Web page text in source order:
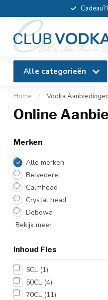
Alle categorieën
Home / Vodka Aanbiedingen
Online
Merken
Alle merken
Belvedere
Calmhead
Crystal head
Debowa
Bekijk meer
Inhoud Fles
5CL (1)
50CL (4)
70CL (11)